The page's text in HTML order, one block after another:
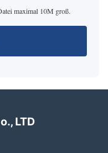
maximal 10M groß.
LTD